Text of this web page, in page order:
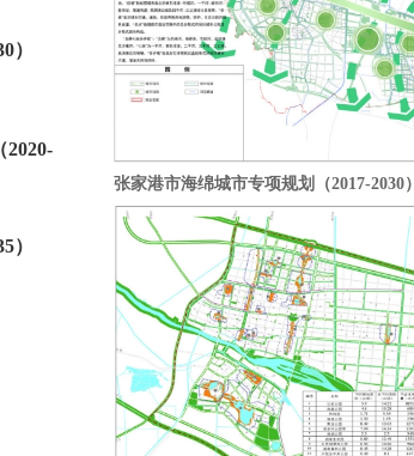
）
2020-
）
张家港市海绵城市专项规划（2017-2030）